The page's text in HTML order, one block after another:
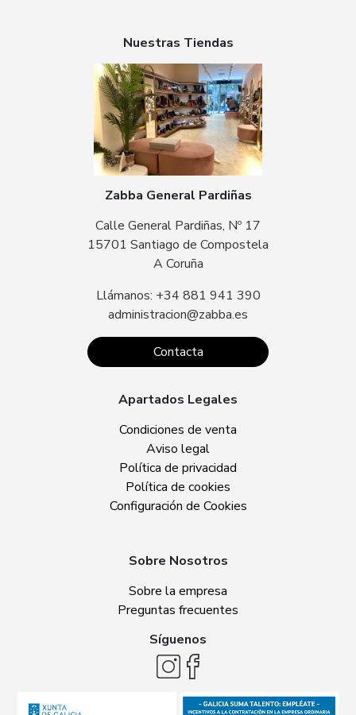
Nuestras Tiendas
Zabba General Pardiñas
Calle General Pardiñas, Nº 17
15701 Santiago de Compostela
A Coruña
Llámanos: +34 881 941 390
administracion@zabba.es
Contacta
Apartados Legales
Condiciones de venta
Aviso legal
Política de privacidad
Política de cookies
Configuración de Cookies
Sobre Nosotros
Sobre la empresa
Preguntas frecuentes
Síguenos